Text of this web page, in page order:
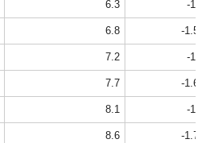
6.3 -1.5
6.8 -1.55
7.2 -1.6
7.7 -1.65
8.1 -1.7
8.6 -1.75